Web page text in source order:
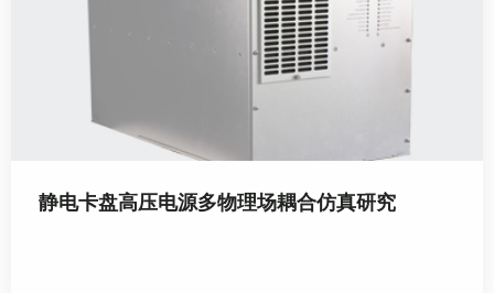
静电卡盘高压电源多物理场耦合仿真研究